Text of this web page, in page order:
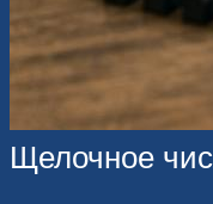
Щелочное